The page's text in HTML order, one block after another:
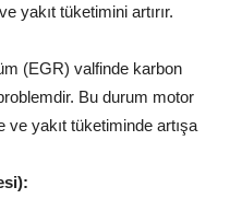
yakıt tüketimini artırır.
(EGR) valfinde karbon
Bu durum motor
ve yakıt tüketiminde artışa